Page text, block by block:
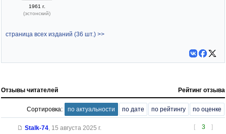
1961 г.
(эстонский)
страница всех изданий (36 шт.) >>
Отзывы читателей Рейтинг отзыва
Сортировка: по актуальности по дате по рейтингу по оценке
[ 3 ]
Stalk-74, 15 августа 2025 г.